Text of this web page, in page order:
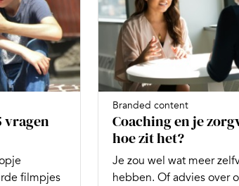
vragen
filmpjes
Branded content
Coaching en je
hoe zit het?
Je zou wel wat meer
hebben. Of advies over